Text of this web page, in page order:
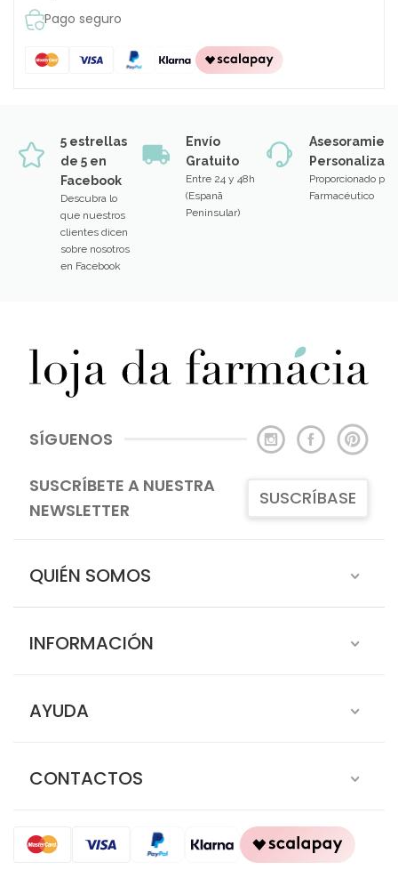
Pago seguro
5 estrellas
de 5 en
Facebook
Descubra lo
que nuestros
clientes dicen
sobre nosotros
en Facebook
Envío
Gratuito
Entre 24 y 48h
(Espanã
Peninsular)
Proporcionado por
Farmacéutico
SÍGUENOS
SUSCRÍBETE A NUESTRA
NEWSLETTER
SUSCRÍBASE
QUIÉN SOMOS
INFORMACIÓN
AYUDA
CONTACTOS